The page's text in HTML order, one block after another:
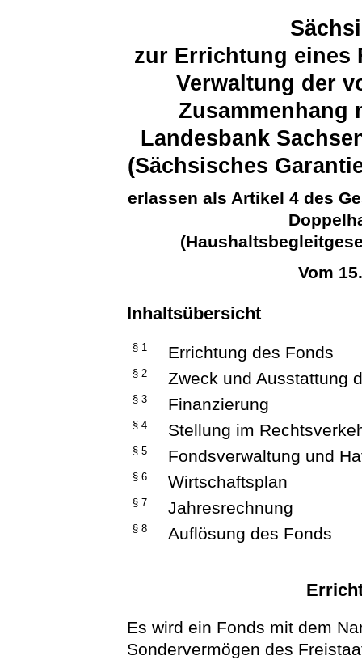
zur Errichtung eines
Verwaltung der
Zusammenhang
Landesbank
(Sächsisches
erlassen als Artikel 4 des
Vom
Inhaltsübersicht
§ 1 Errichtung des Fonds
§ 2 Zweck und Ausstattung
§ 3 Finanzierung
§ 4 Stellung im
§ 5 Fondsverwaltung und
§ 6 Wirtschaftsplan
§ 7 Jahresrechnung
§ 8 Auflösung des Fonds
Es wird ein Fonds mit dem
Sondervermögen des